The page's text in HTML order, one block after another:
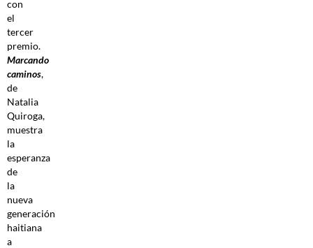
con
el
tercer
premio.
Marcando
caminos,
de
Natalia
Quiroga,
muestra
la
esperanza
de
la
nueva
generación
haitiana
a